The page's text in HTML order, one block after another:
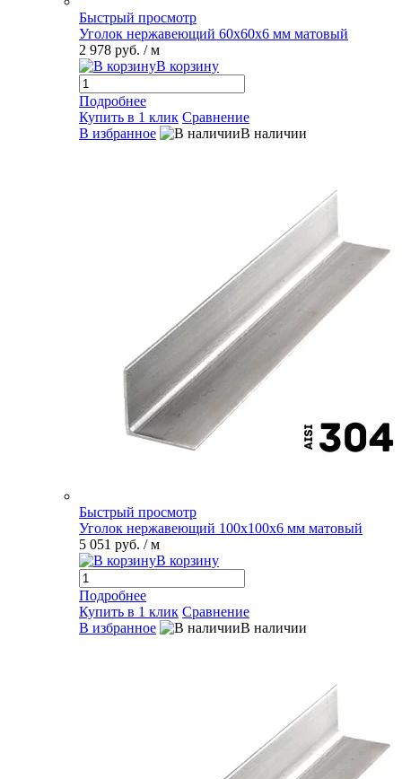
Быстрый просмотр
Уголок нержавеющий 60х60х6 мм матовый
2 978 руб. / м
В корзину
Подробнее
Купить в 1 клик Сравнение
В избранное
В наличии
Быстрый просмотр
Уголок нержавеющий 100х100х6 мм матовый
5 051 руб. / м
В корзину
Подробнее
Купить в 1 клик Сравнение
В избранное
В наличии